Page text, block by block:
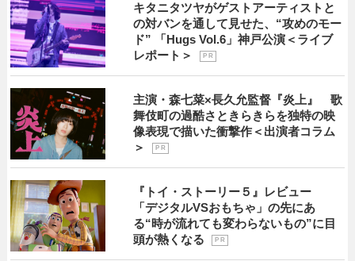
キタニタツヤがゲストアーティストと
の対バンを通して見せた、“攻めのモー
ド” 「Hugs Vol.6」神戸公演＜ライブ
レポート＞
P R
主演・森七菜×長久允監督『炎上』 歌
舞伎町の過酷さときらきらを独特の映
像表現で描いた衝撃作＜出演者コラム
＞
P R
『トイ・ストーリー５』レビュー
「デジタルVSおもちゃ」の先にあ
る“時が流れても変わらないもの”に目
頭が熱くなる
P R